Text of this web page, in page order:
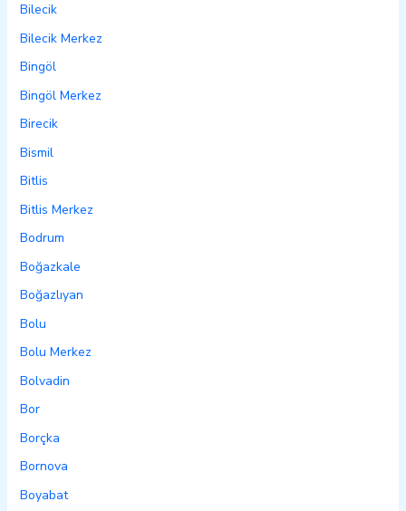
Bilecik
Bilecik Merkez
Bingöl
Bingöl Merkez
Birecik
Bismil
Bitlis
Bitlis Merkez
Bodrum
Boğazkale
Boğazlıyan
Bolu
Bolu Merkez
Bolvadin
Bor
Borçka
Bornova
Boyabat